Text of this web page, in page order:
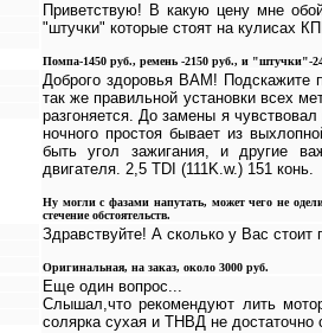
Приветствую! В какую цену мне
"штучки" которые стоят на кулисах
Помпа-1450 руб., ремень -2150 руб., и "штучки"-
Доброго здоровья ВАМ! Подскажите
так же правильной установки всех
разгоняется. До замены я
ночного простоя бывает из
быть угол зажигания, и другие
двигателя. 2,5 TDI (111K.w.) 151 конь.
Ну могли с фазами напутать, может чего не
стечение обстоятельств.
Здравствуйте! А сколько у Вас стоит
Оригинальная, на заказ, около 3000 руб.
Еще один вопрос...
Слышал,что рекомендуют лить
солярка сухая и ТНВД не достаточно